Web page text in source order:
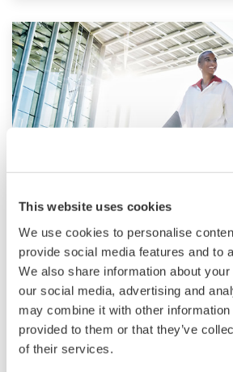
This website uses cookies
We use cookies to personalise
provide social media features and to
We also share information about
our social media, advertising and
may combine it with other information
provided to them or that they’ve
of their services.
Life Science
Yokogawa’s sensitivity and
enable rapid and accurate
empowering groundbreaking
accelerating drug discovery,
production at scale.